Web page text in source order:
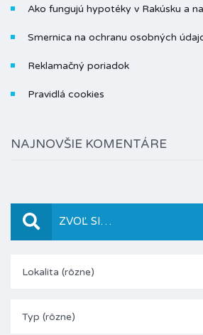
Ako fungujú hypotéky v Rakúsku a
Smernica na ochranu osobných
Reklamačný poriadok
Pravidlá cookies
NAJNOVŠIE KOMENTÁRE
ZVOĽ SI…
Lokalita (rôzne)
Typ (rôzne)